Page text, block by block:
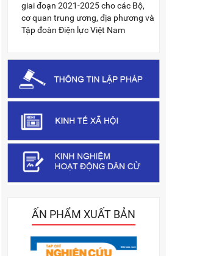
giai đoạn 2021-2025 cho các Bộ,
cơ quan trung ương, địa phương và
Tập đoàn Điện lực Việt Nam
ẤN PHẨM XUẤT BẢN